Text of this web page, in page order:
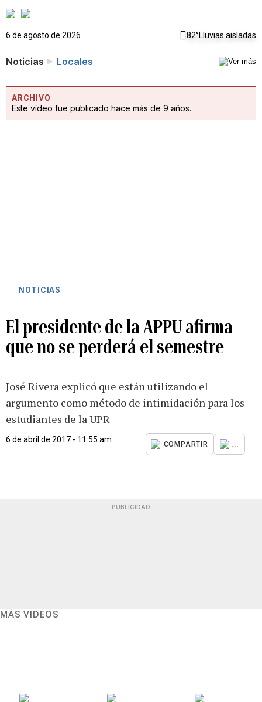
6 de agosto de 2026 82°Lluvias aisladas
Noticias Locales
ARCHIVO
Este vídeo fue publicado hace más de 9 años.
NOTICIAS
El presidente de la APPU afirma
que no se perderá el semestre
José Rivera explicó que están utilizando el
argumento como método de intimidación para los
estudiantes de la UPR
6 de abril de 2017 - 11:55 am
COMPARTIR ...
PUBLICIDAD
MÁS VIDEOS